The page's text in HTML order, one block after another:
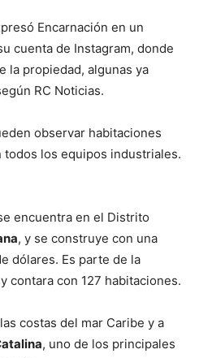
Encarnación en un
cuenta de Instagram, donde
la propiedad, algunas ya
RC Noticias.
observar habitaciones
todos los equipos industriales.
encuentra en el Distrito
, y se construye con una
dólares. Es parte de la
y contara con 127 habitaciones.
costas del mar Caribe y a
, uno de los principales